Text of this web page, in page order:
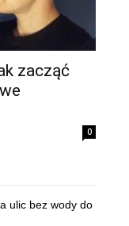
zacząć
0
ulic bez wody do